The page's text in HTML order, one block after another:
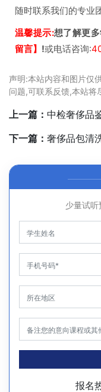
随时联系我们的专业
温馨提示:想了解更
留言】 !或电话咨询:
声明:本站内容和图片仅
问题,可联系反馈,本站将
上一篇： 中检奢侈品
下一篇： 奢侈品包清
少量试
报名